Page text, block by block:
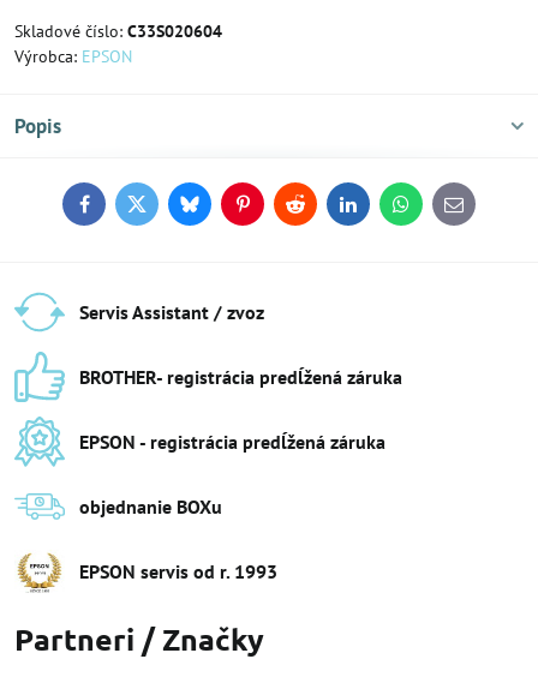
Skladové číslo: C33S020604
Výrobca: EPSON
Popis
FacebookTwitterBlueskyPinterestReddit LinkedInWhatsApp
E-
mail
Servis Assistant / zvoz
BROTHER- registrácia predĺžená záruka
EPSON - registrácia predĺžená záruka
objednanie BOXu
EPSON servis od r​. 1993
Partneri / Značky